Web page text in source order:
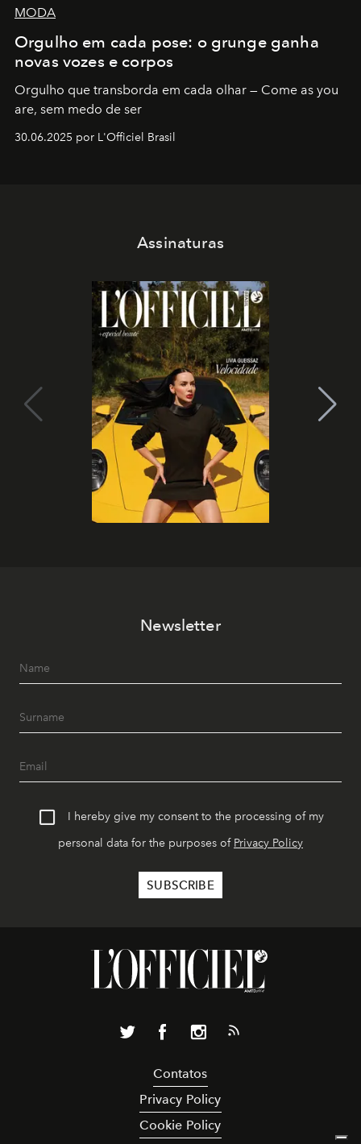
MODA
Orgulho em cada pose: o grunge ganha
novas vozes e corpos
Orgulho que transborda em cada olhar — Come as you
are, sem medo de ser
30.06.2025 por L'Officiel Brasil
Assinaturas
Newsletter
I hereby give my consent to the processing of my
personal data for the purposes of Privacy Policy
Contatos
Privacy Policy
Cookie Policy